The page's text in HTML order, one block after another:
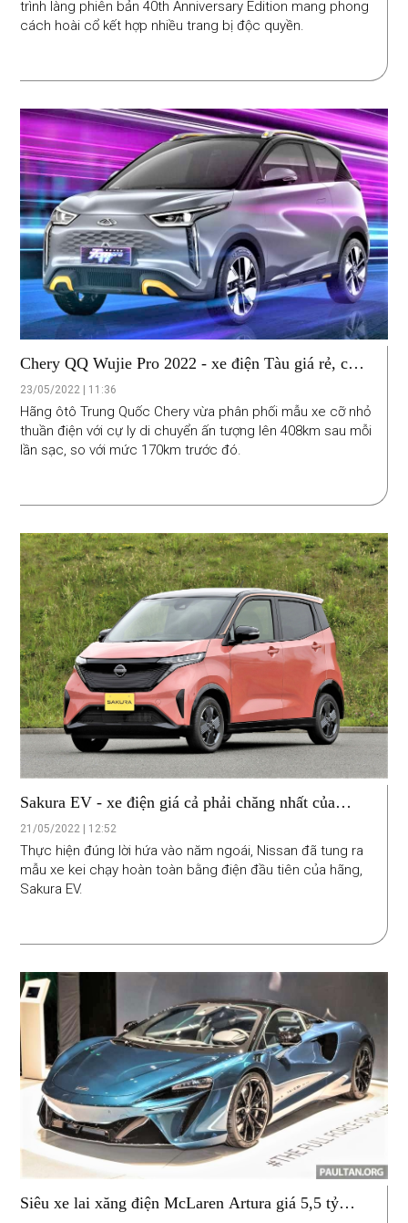
trình làng phiên bản 40th Anniversary Edition mang phong
cách hoài cổ kết hợp nhiều trang bị độc quyền.
Chery QQ Wujie Pro 2022 - xe điện Tàu giá rẻ, chạy
được 408km
23/05/2022 | 11:36
Hãng ôtô Trung Quốc Chery vừa phân phối mẫu xe cỡ nhỏ
thuần điện với cự ly di chuyển ấn tượng lên 408km sau mỗi
lần sạc, so với mức 170km trước đó.
Sakura EV - xe điện giá cả phải chăng nhất của
Nissan
21/05/2022 | 12:52
Thực hiện đúng lời hứa vào năm ngoái, Nissan đã tung ra
mẫu xe kei chạy hoàn toàn bằng điện đầu tiên của hãng,
Sakura EV.
Siêu xe lai xăng điện McLaren Artura giá 5,5 tỷ